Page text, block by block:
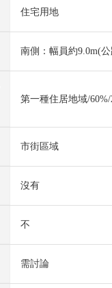
住宅用地
南側：幅員約9.0m(
第一種住居地域/60%/
市街區域
沒有
不
需討論